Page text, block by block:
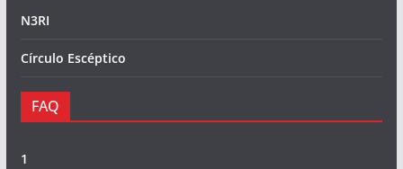
N3RI
Círculo Escéptico
FAQ
1